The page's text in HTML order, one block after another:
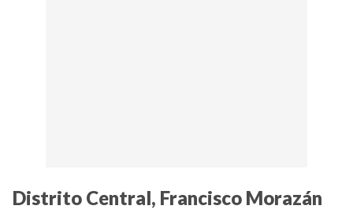
Distrito Central, Francisco Morazán